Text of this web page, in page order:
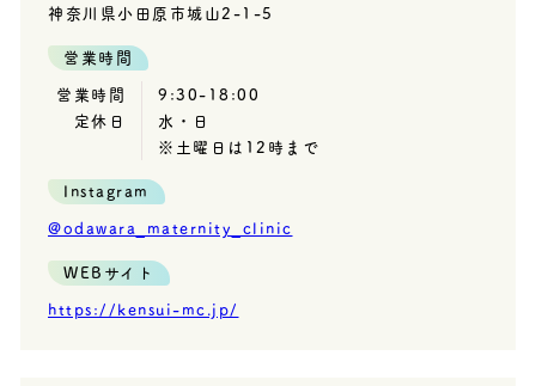
神奈川県小田原市城山2-1-5
営業時間
営業時間
9:30-18:00
定休日
水・日
※土曜日は12時まで
Instagram
@odawara_maternity_clinic
WEBサイト
https://kensui-mc.jp/